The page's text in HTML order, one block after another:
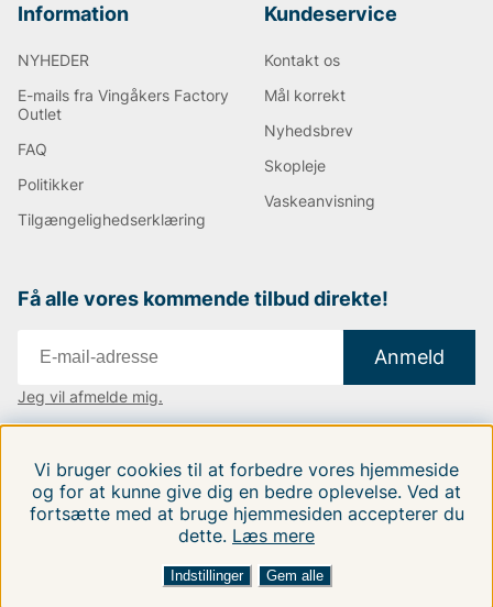
Information
NYHEDER
E-mails fra Vingåkers Factory
Outlet
FAQ
Politikker
Tilgængelighedserklæring
Kundeservice
Kontakt os
Mål korrekt
Nyhedsbrev
Skopleje
Vaskeanvisning
Få alle vores kommende tilbud direkte!
Anmeld
Jeg vil afmelde mig.
Følg os på vores sociale medier.
Vi bruger cookies til at forbedre vores hjemmeside
og for at kunne give dig en bedre oplevelse. Ved at
fortsætte med at bruge hjemmesiden accepterer du
dette. Læs mere
Indstillinger Gem alle